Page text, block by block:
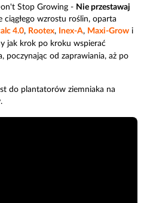
Stop Growing - Nie przestawaj
ciągłego wzrostu roślin, oparta
4.0, Rootex, Inex-A, Maxi-Grow i
jak krok po kroku wspierać
poczynając od zaprawiania, aż po
do plantatorów ziemniaka na